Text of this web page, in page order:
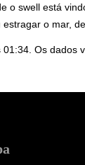
o swell está
o mar,
Os dados